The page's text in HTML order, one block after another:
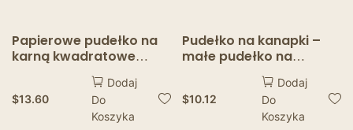
Papierowe pudełko na
karną kwadratowe
przezroczystą
pokrywką kwadratowe
białe pudełko na chleb
$13.60
Dodaj
Do
Koszyka
Pudełko na kanapki –
małe pudełko na
kanapki z trójkątnym
pojemnikiem na kanapki
z okienkiem
$10.12
Dodaj
Do
Koszyka